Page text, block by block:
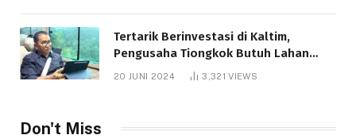
Tertarik Berinvestasi di Kaltim,
Pengusaha Tiongkok Butuh Lahan
1.000 Hektare
20 JUNI 2024 3,321VIEWS
Don't Miss